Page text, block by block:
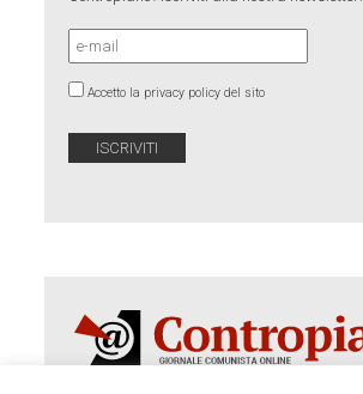
Accetto la privacy policy del sito